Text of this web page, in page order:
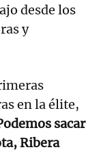
desde los
y
en la élite,
sacar
Ribera